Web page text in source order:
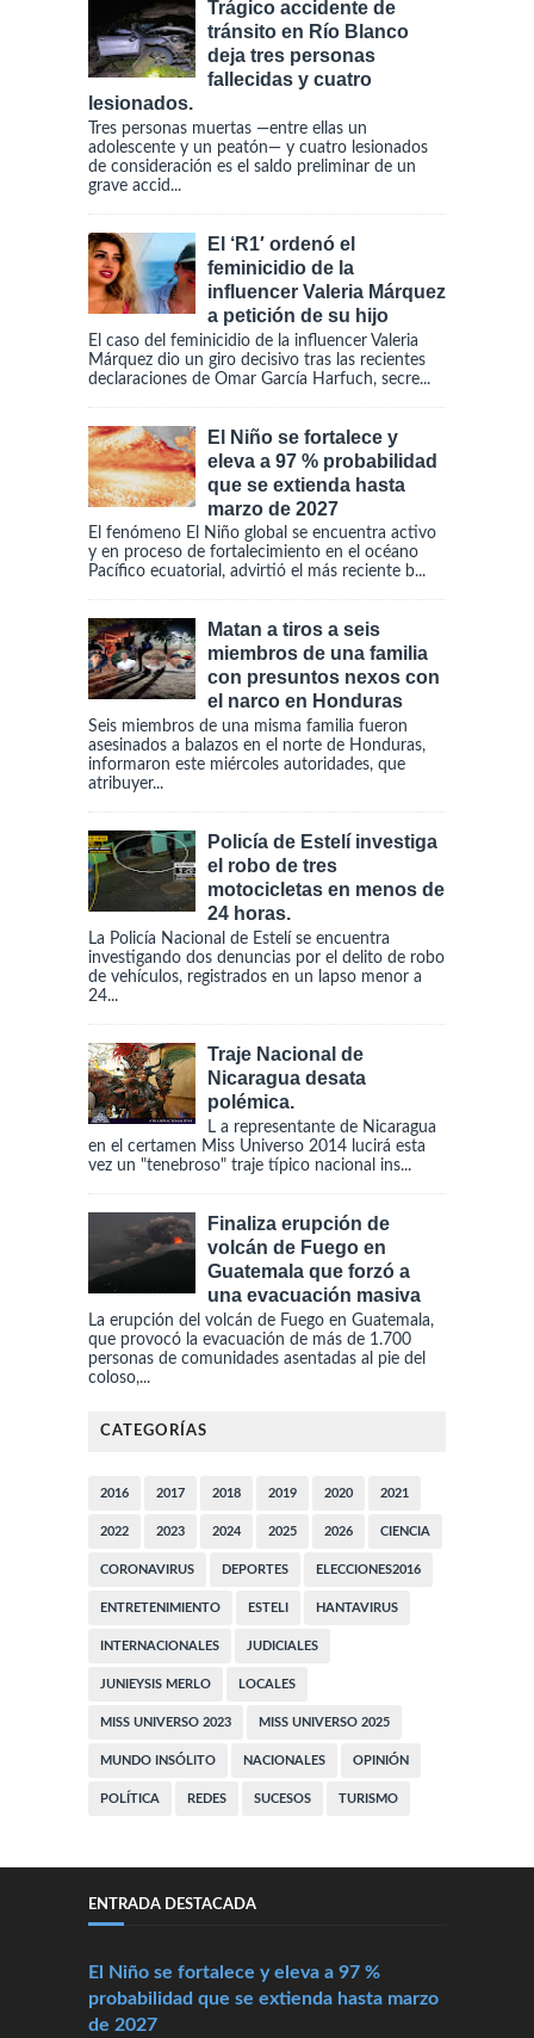
Trágico accidente de
tránsito en Río Blanco
deja tres personas
fallecidas y cuatro
lesionados.
Tres personas muertas —entre ellas un
adolescente y un peatón— y cuatro lesionados
de consideración es el saldo preliminar de un
grave accid...
El ‘R1′ ordenó el
feminicidio de la
influencer Valeria Márquez
a petición de su hijo
El caso del feminicidio de la influencer Valeria
Márquez dio un giro decisivo tras las recientes
declaraciones de Omar García Harfuch, secre...
El Niño se fortalece y
eleva a 97 % probabilidad
que se extienda hasta
marzo de 2027
El fenómeno El Niño global se encuentra activo
y en proceso de fortalecimiento en el océano
Pacífico ecuatorial, advirtió el más reciente b...
Matan a tiros a seis
miembros de una familia
con presuntos nexos con
el narco en Honduras
Seis miembros de una misma familia fueron
asesinados a balazos en el norte de Honduras,
informaron este miércoles autoridades, que
atribuyer...
Policía de Estelí investiga
el robo de tres
motocicletas en menos de
24 horas.
La Policía Nacional de Estelí se encuentra
investigando dos denuncias por el delito de robo
de vehículos, registrados en un lapso menor a
24...
Traje Nacional de
Nicaragua desata
polémica.
L a representante de Nicaragua
en el certamen Miss Universo 2014 lucirá esta
vez un "tenebroso" traje típico nacional ins...
Finaliza erupción de
volcán de Fuego en
Guatemala que forzó a
una evacuación masiva
La erupción del volcán de Fuego en Guatemala,
que provocó la evacuación de más de 1.700
personas de comunidades asentadas al pie del
coloso,...
CATEGORÍAS
2016 2017 2018 2019 2020 2021
2022 2023 2024 2025 2026 CIENCIA
CORONAVIRUS DEPORTES ELECCIONES2016
ENTRETENIMIENTO ESTELI HANTAVIRUS
INTERNACIONALES JUDICIALES
JUNIEYSIS MERLO LOCALES
MISS UNIVERSO 2023 MISS UNIVERSO 2025
MUNDO INSÓLITO NACIONALES OPINIÓN
POLÍTICA REDES SUCESOS TURISMO
ENTRADA DESTACADA
El Niño se fortalece y eleva a 97 %
probabilidad que se extienda hasta marzo
de 2027